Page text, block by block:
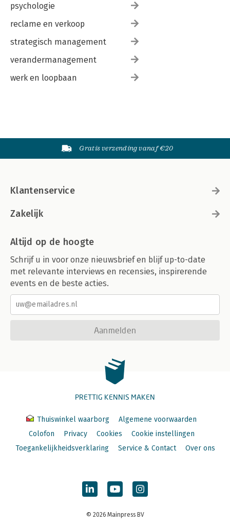
psychologie
reclame en verkoop
strategisch management
verandermanagement
werk en loopbaan
Gratis verzending vanaf €20
Klantenservice
Zakelijk
Altijd op de hoogte
Schrijf u in voor onze nieuwsbrief en blijf up-to-date
met relevante interviews en recensies, inspirerende
events en de beste acties.
Aanmelden
PRETTIG KENNIS MAKEN
Thuiswinkel waarborg
Algemene voorwaarden
Colofon
Privacy Cookies
Cookie instellingen
Toegankelijkheidsverklaring
Service & Contact Over ons
© 2026 Mainpress BV